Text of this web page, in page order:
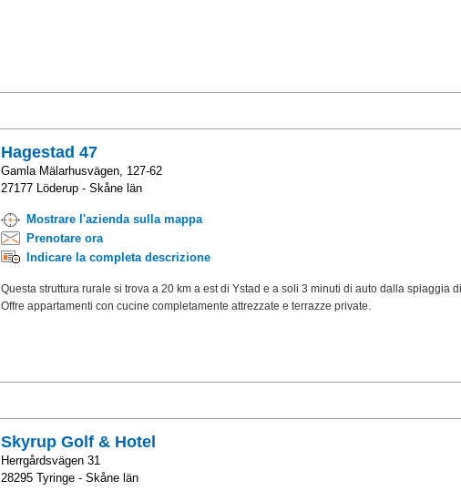
Hagestad 47
Gamla Mälarhusvägen, 127-62
27177 Löderup - Skåne län
Mostrare l'azienda sulla mappa
Prenotare ora
Indicare la completa descrizione
Questa struttura rurale si trova a 20 km a est di Ystad e a soli 3 minuti di auto dalla spiaggia
Offre appartamenti con cucine completamente attrezzate e terrazze private.
Skyrup Golf & Hotel
Herrgårdsvägen 31
28295 Tyringe - Skåne län